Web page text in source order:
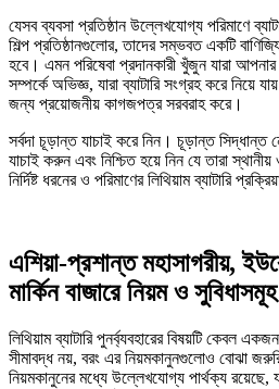
যেসব ব্যবসা প্রতিষ্ঠান উল্লেখযোগ্য পরিমাণে
শিল্প প্রতিষ্ঠানগুলোর, তাদের সম্ভবত একটি
হবে। এমন পরিষেবা প্রদানকারী খুঁজুন যারা আপনার
সম্পর্কে অভিজ্ঞ, যারা ব্যাটারি সংগ্রহ করে নিয়ে
জন্য প্রয়োজনীয় কাগজপত্র সরবরাহ করে।
সর্বদা চূড়ান্ত যাচাই করে নিন। চূড়ান্ত
যাচাই করুন এবং নিশ্চিত হয়ে নিন যে তারা
নির্দিষ্ট ধরনের ও পরিমাণের লিথিয়াম ব্যাটারি
এশিয়া-প্রশান্ত মহাসাগরীয়,
মার্কিন বাজারে নিয়ম ও
লিথিয়াম ব্যাটারি পুনর্ব্যবহারের বিষয়টি কেবল
সীমাবদ্ধ নয়, বরং এর নিয়মকানুনগুলোও বোঝা
নিয়মকানুনের মধ্যে উল্লেখযোগ্য পার্থক্য